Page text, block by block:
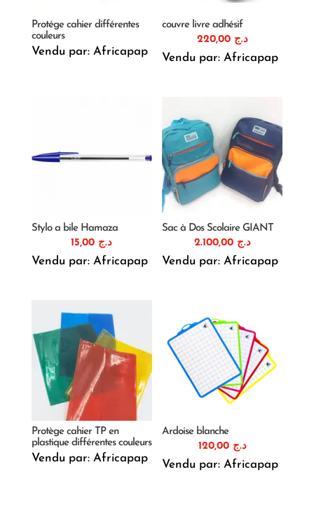
Protége cahier différentes
couleurs
Vendu par: Africapap
couvre livre adhésif
د.ج 220,00
Vendu par: Africapap
Stylo a bile Hamaza
د.ج
Vendu par: Africapap
Sac à Dos Scolaire GIANT
د.ج 2.100,00
Vendu par: Africapap
Protège cahier TP en
plastique différentes couleurs
Vendu par: Africapap
Ardoise blanche
د.ج 120,00
Vendu par: Africapap